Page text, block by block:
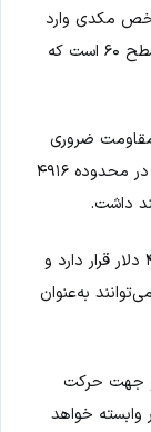
قرار دارد. شاخص مکدی وارد
محدوده مثبت شده و شاخص RSI نیز نزدیک سطح ۶۰ است که
مقاومت ضروری
است. در صورت تحقق این سناریو، اهداف بعدی در محدوده ۴۹۱۶
در سمت مقابل، حمایت اولیه در محدوده ۴۷۶۰ دلار قرار دارد و
سطوح ۴۶۰۰ و ۴۴۱۶ دلار می‌توانند به‌عنوان
و جهت حرکت
وابسته خواهد